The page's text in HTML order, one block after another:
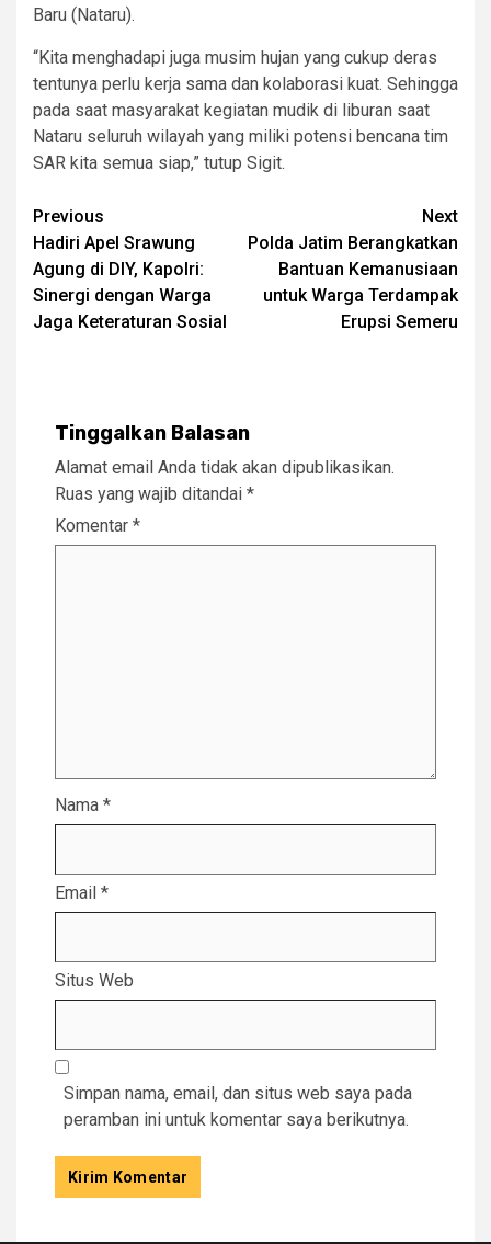
Baru (Nataru).
“Kita menghadapi juga musim hujan yang cukup deras
tentunya perlu kerja sama dan kolaborasi kuat. Sehingga
pada saat masyarakat kegiatan mudik di liburan saat
Nataru seluruh wilayah yang miliki potensi bencana tim
SAR kita semua siap,” tutup Sigit.
Post
navigation
Previous
Hadiri Apel Srawung
Agung di DIY, Kapolri:
Sinergi dengan Warga
Jaga Keteraturan Sosial
Next
Polda Jatim Berangkatkan
Bantuan Kemanusiaan
untuk Warga Terdampak
Erupsi Semeru
Tinggalkan Balasan
Alamat email Anda tidak akan dipublikasikan.
Ruas yang wajib ditandai *
Komentar *
Nama *
Email *
Situs Web
Simpan nama, email, dan situs web saya pada
peramban ini untuk komentar saya berikutnya.